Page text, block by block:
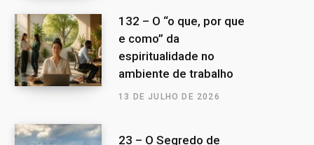
132 – O “o que, por que
e como” da
espiritualidade no
ambiente de trabalho
13 DE JULHO DE 2026
23 – O Segredo de